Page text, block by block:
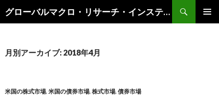
グローバルマクロ・リサーチ・インスティテュート
索
ン
キ
月別アーカイブ: 2018年4月
米国の株式市場, 米国の債券市場, 株式市場, 債券市場